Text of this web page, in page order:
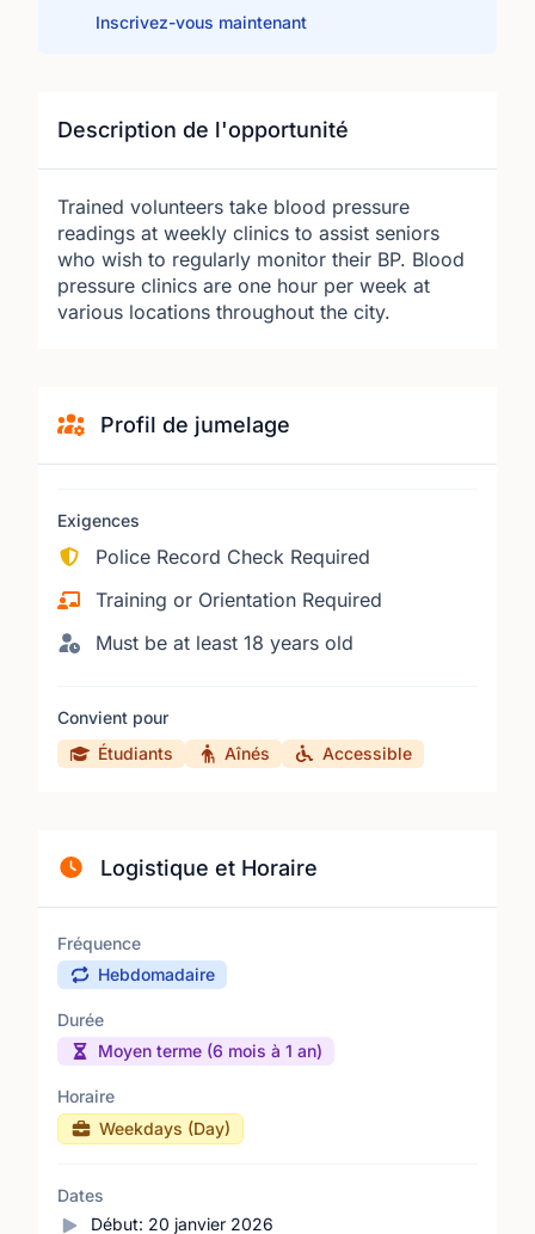
Inscrivez-vous maintenant
Description de l'opportunité
Trained volunteers take blood pressure
readings at weekly clinics to assist seniors
who wish to regularly monitor their BP. Blood
pressure clinics are one hour per week at
various locations throughout the city.
Profil de jumelage
Exigences
Police Record Check Required
Training or Orientation Required
Must be at least 18 years old
Convient pour
Étudiants
Aînés Accessible
Logistique et Horaire
Fréquence
Hebdomadaire
Durée
Moyen terme (6 mois à 1 an)
Horaire
Weekdays (Day)
Dates
Début: 20 janvier 2026